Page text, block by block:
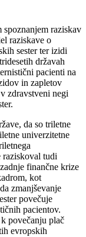
raziskav
raziskave o
sester ter izidi
državah
pacienti na
in zapletov
zdravstveni negi
da so triletne
univerzitetne
raziskoval tudi
finančne krize
kot
zmanjševanje
povečuje
pacientov.
povečanju plač
evropskih